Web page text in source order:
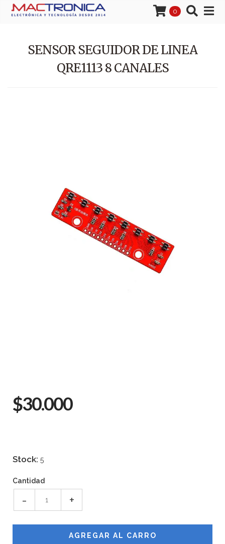
0
SENSOR SEGUIDOR DE LINEA
QRE1113 8 CANALES
$30.000
Stock: 5
Cantidad
- +